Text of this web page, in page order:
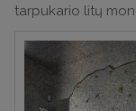
tarpukario litų